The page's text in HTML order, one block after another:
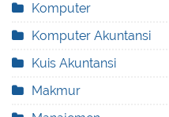
Komputer
Komputer Akuntansi
Kuis Akuntansi
Makmur